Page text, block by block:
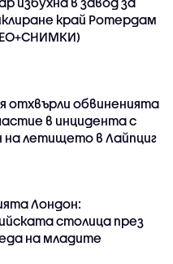
край Ротердам
отхвърли обвиненията
в инцидента с
на летището в Лайпциг
Лондон:
столица през
на младите